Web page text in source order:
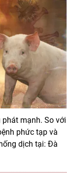
phát mạnh. So với
phức tạp và
dịch tại: Đà